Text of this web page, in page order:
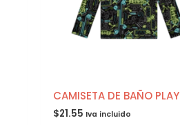
CAMISETA DE BAÑO PLAY
$21.55 Iva incluido